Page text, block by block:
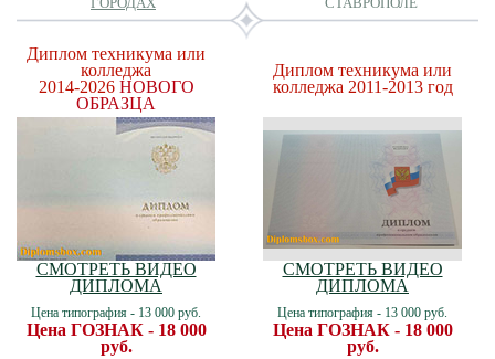
Диплом техникума или
колледжа
2014-2026 НОВОГО
ОБРАЗЦА
СМОТРЕТЬ ВИДЕО
ДИПЛОМА
Цена типография - 13 000 руб.
Цена ГОЗНАК - 18 000
руб.
Диплом техникума или
колледжа 2011-2013 год
СМОТРЕТЬ ВИДЕО
ДИПЛОМА
Цена типография - 13 000 руб.
Цена ГОЗНАК - 18 000
руб.